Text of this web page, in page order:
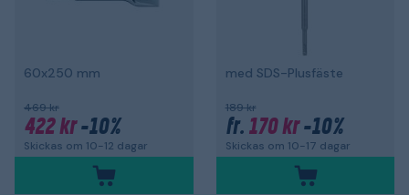
60x250 mm
469 kr
422 kr-10%
Skickas om 10-12 dagar
med SDS-Plusfäste
189 kr
fr. 170 kr-10%
Skickas om 10-17 dagar